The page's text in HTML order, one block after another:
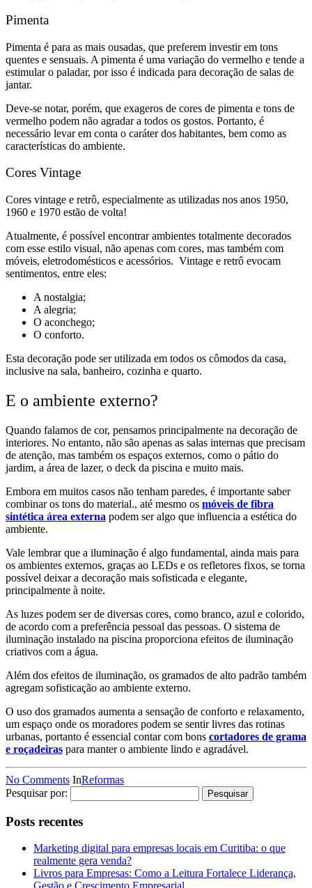
Pimenta
Pimenta é para as mais ousadas, que preferem investir em tons
quentes e sensuais. A pimenta é uma variação do vermelho e tende a
estimular o paladar, por isso é indicada para decoração de salas de
jantar.
Deve-se notar, porém, que exageros de cores de pimenta e tons de
vermelho podem não agradar a todos os gostos. Portanto, é
necessário levar em conta o caráter dos habitantes, bem como as
características do ambiente.
Cores Vintage
Cores vintage e retrô, especialmente as utilizadas nos anos 1950,
1960 e 1970 estão de volta!
Atualmente, é possível encontrar ambientes totalmente decorados
com esse estilo visual, não apenas com cores, mas também com
móveis, eletrodomésticos e acessórios. Vintage e retrô evocam
sentimentos, entre eles:
A nostalgia;
A alegria;
O aconchego;
O conforto.
Esta decoração pode ser utilizada em todos os cômodos da casa,
inclusive na sala, banheiro, cozinha e quarto.
E o ambiente externo?
Quando falamos de cor, pensamos principalmente na decoração de
interiores. No entanto, não são apenas as salas internas que precisam
de atenção, mas também os espaços externos, como o pátio do
jardim, a área de lazer, o deck da piscina e muito mais.
Embora em muitos casos não tenham paredes, é importante saber
combinar os tons do material., até mesmo os móveis de fibra
sintética área externa podem ser algo que influencia a estética do
ambiente.
Vale lembrar que a iluminação é algo fundamental, ainda mais para
os ambientes externos, graças ao LEDs e os refletores fixos, se torna
possível deixar a decoração mais sofisticada e elegante,
principalmente à noite.
As luzes podem ser de diversas cores, como branco, azul e colorido,
de acordo com a preferência pessoal das pessoas. O sistema de
iluminação instalado na piscina proporciona efeitos de iluminação
criativos com a água.
Além dos efeitos de iluminação, os gramados de alto padrão também
agregam sofisticação ao ambiente externo.
O uso dos gramados aumenta a sensação de conforto e relaxamento,
um espaço onde os moradores podem se sentir livres das rotinas
urbanas, portanto é essencial contar com bons cortadores de grama
e roçadeiras para manter o ambiente lindo e agradável.
No Comments InReformas
Pesquisar por:
Posts recentes
Marketing digital para empresas locais em Curitiba: o que
realmente gera venda?
Livros para Empresas: Como a Leitura Fortalece Liderança,